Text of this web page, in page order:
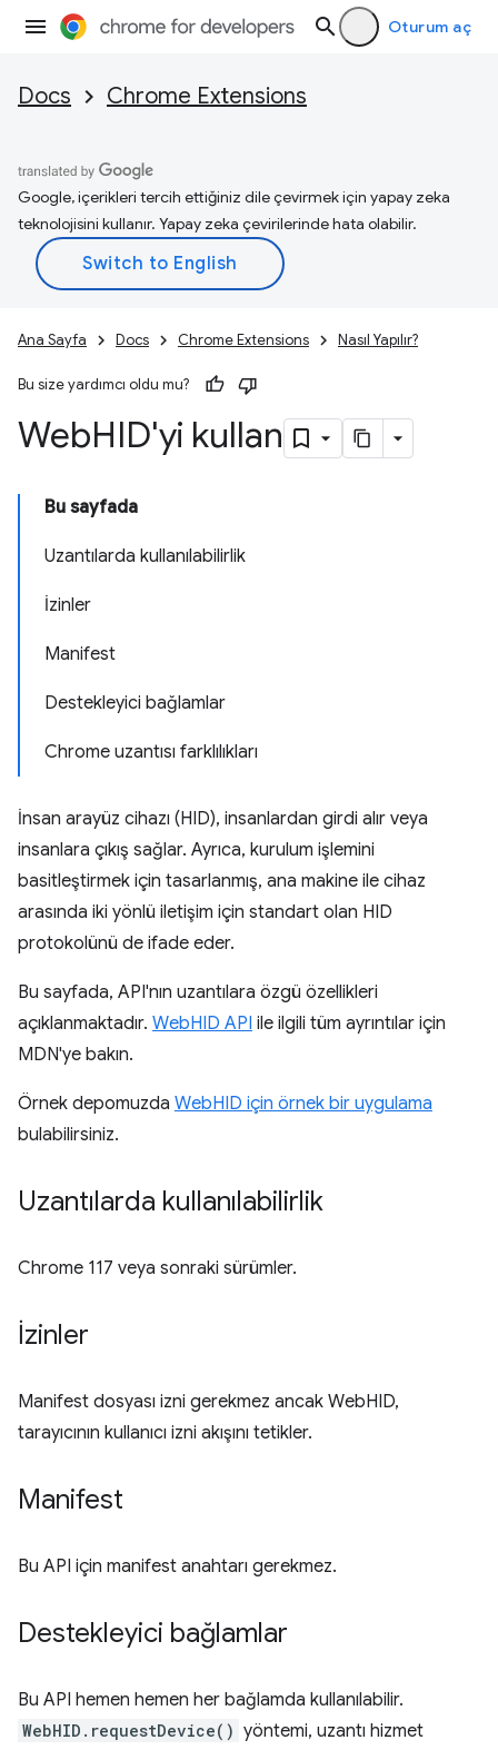
Oturum aç
Docs Chrome Extensions
Google, içerikleri tercih ettiğiniz dile çevirmek için yapay zeka
teknolojisini kullanır. Yapay zeka çevirilerinde hata olabilir.
Ana Sayfa Docs Chrome Extensions Nasıl Yapılır?
Bu size yardımcı oldu mu?
WebHID'yi kullan
Bu sayfada
Uzantılarda kullanılabilirlik
İzinler
Manifest
Destekleyici bağlamlar
Chrome uzantısı farklılıkları
İnsan arayüz cihazı (HID), insanlardan girdi alır veya
insanlara çıkış sağlar. Ayrıca, kurulum işlemini
basitleştirmek için tasarlanmış, ana makine ile cihaz
arasında iki yönlü iletişim için standart olan HID
protokolünü de ifade eder.
Bu sayfada, API'nın uzantılara özgü özellikleri
açıklanmaktadır. WebHID API ile ilgili tüm ayrıntılar için
MDN'ye bakın.
Örnek depomuzda WebHID için örnek bir uygulama
bulabilirsiniz.
Uzantılarda kullanılabilirlik
Chrome 117 veya sonraki sürümler.
İzinler
Manifest dosyası izni gerekmez ancak WebHID,
tarayıcının kullanıcı izni akışını tetikler.
Manifest
Bu API için manifest anahtarı gerekmez.
Destekleyici bağlamlar
Bu API hemen hemen her bağlamda kullanılabilir.
WebHID.requestDevice() yöntemi, uzantı hizmet